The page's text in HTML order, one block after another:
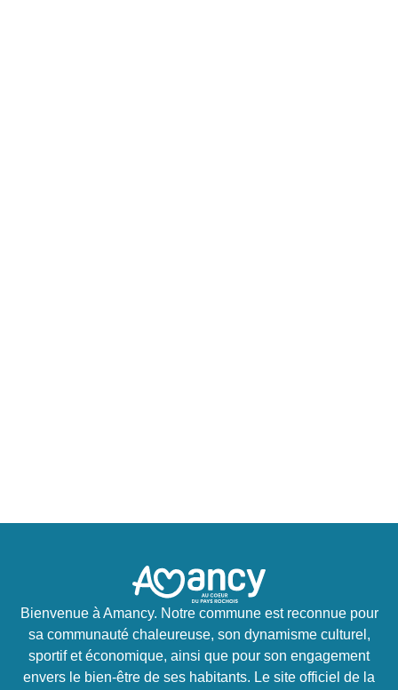
Bienvenue à Amancy. Notre commune est reconnue pour
sa communauté chaleureuse, son dynamisme culturel,
sportif et économique, ainsi que pour son engagement
envers le bien-être de ses habitants. Le site officiel de la